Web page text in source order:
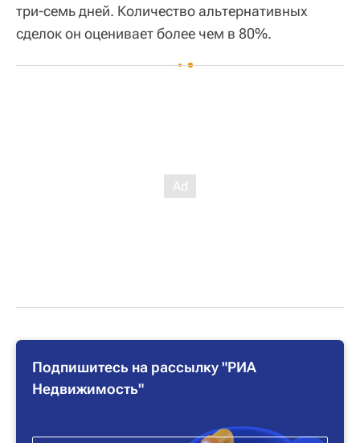
три-семь дней. Количество альтернативных
сделок он оценивает более чем в 80%.
Подпишитесь на рассылку "РИА
Недвижимость"